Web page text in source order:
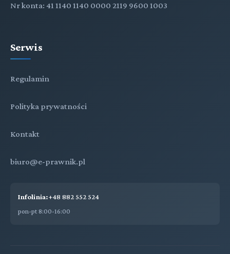
Nr konta: 41 1140 1140 0000 2119 9600 1003
Serwis
Regulamin
Polityka prywatności
Kontakt
biuro@e-prawnik.pl
Infolinia:+48 882 552 524
pon-pt 8:00-16:00